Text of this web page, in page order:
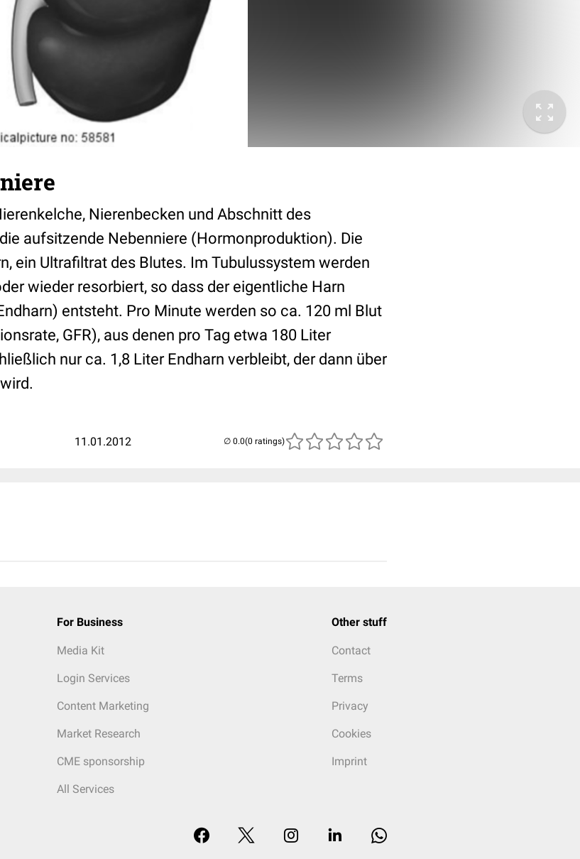
Nierenbecken und Abschnitt des
aufsitzende Nebenniere (Hormonproduktion). Die
ein Ultrafiltrat des Blutes. Im Tubulussystem werden
wieder resorbiert, so dass der eigentliche Harn
entsteht. Pro Minute werden so ca. 120 ml Blut
GFR), aus denen pro Tag etwa 180 Liter
nur ca. 1,8 Liter Endharn verbleibt, der dann über
11.01.2012 (0 ratings)
For Business
Media Kit
Login Services
Content Marketing
Market Research
CME sponsorship
All Services
Other stuff
Contact
Terms
Privacy
Cookies
Imprint